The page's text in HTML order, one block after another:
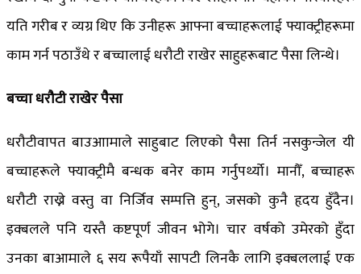
यति गरीब र व्यग्र थिए कि उनीहरू आफ्ना बच्चाहरूलाई फ्याक्ट्रीहरूमा
काम गर्न पठाउँथे र बच्चालाई धरौटी राखेर साहुहरूबाट पैसा लिन्थे।
बच्चा धरौटी राखेर पैसा
धरौटीवापत बाउआामाले साहुबाट लिएको पैसा तिर्न नसकुन्जेल यी
बच्चाहरूले फ्याक्ट्रीमै बन्धक बनेर काम गर्नुपर्थ्यो। मानौँ, बच्चाहरू
धरौटी राख्ने वस्तु वा निर्जिव सम्पत्ति हुन्, जसको कुनै हृदय हुँदैन।
इक्बलले पनि यस्तै कष्टपूर्ण जीवन भोगे। चार वर्षको उमेरको हुँदा
उनका बाआमाले ६ सय रूपैयाँ सापटी लिनकै लागि इक्बललाई एक